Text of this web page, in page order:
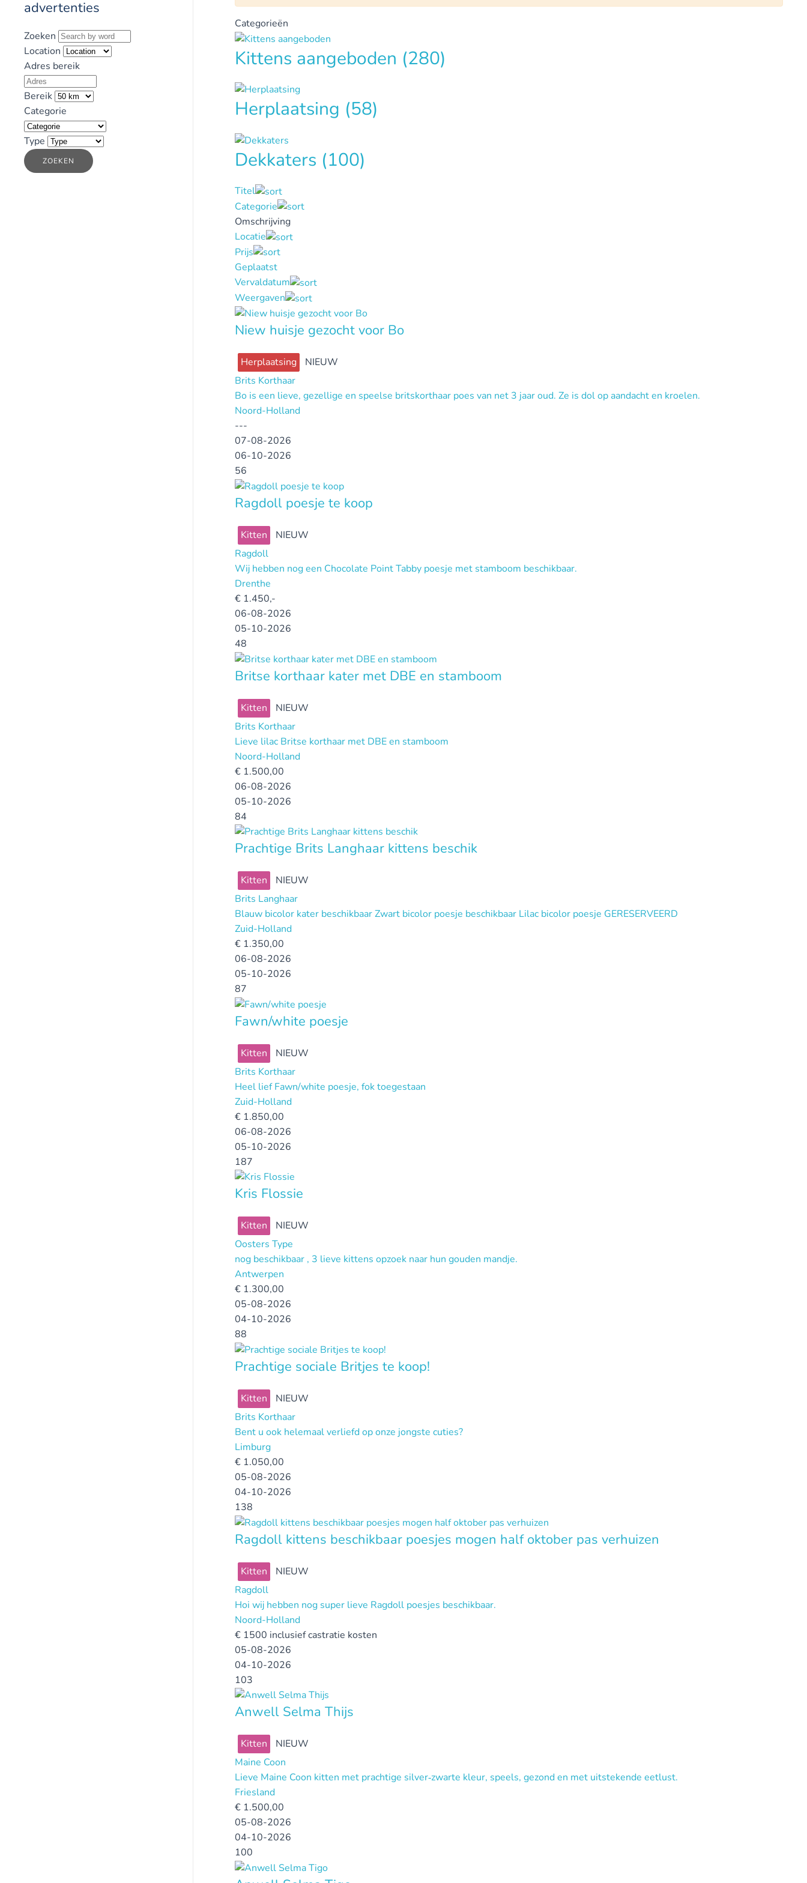
Categorieën
Kittens aangeboden (280)
Herplaatsing (58)
Dekkaters (100)
Titel
Categorie
Omschrijving
Locatie
Prijs
Geplaatst
Vervaldatum
Weergaven
Niew huisje gezocht voor Bo
Herplaatsing
NIEUW
Brits Korthaar
Bo is een lieve, gezellige en speelse britskorthaar poes van net 3 jaar oud. Ze is dol op aandacht en kroelen.
Noord-Holland
---
07-08-2026
06-10-2026
56
Ragdoll poesje te koop
Kitten
NIEUW
Ragdoll
Wij hebben nog een Chocolate Point Tabby poesje met stamboom beschikbaar.
Drenthe
€ 1.450,-
06-08-2026
05-10-2026
48
Britse korthaar kater met DBE en stamboom
Kitten
NIEUW
Brits Korthaar
Lieve lilac Britse korthaar met DBE en stamboom
Noord-Holland
€ 1.500,00
06-08-2026
05-10-2026
84
Prachtige Brits Langhaar kittens beschik
Kitten
NIEUW
Brits Langhaar
Blauw bicolor kater beschikbaar Zwart bicolor poesje beschikbaar Lilac bicolor poesje GERESERVEERD
Zuid-Holland
€ 1.350,00
06-08-2026
05-10-2026
87
Fawn/white poesje
Kitten
NIEUW
Brits Korthaar
Heel lief Fawn/white poesje, fok toegestaan
Zuid-Holland
€ 1.850,00
06-08-2026
05-10-2026
187
Kris Flossie
Kitten
NIEUW
Oosters Type
nog beschikbaar , 3 lieve kittens opzoek naar hun gouden mandje.
Antwerpen
€ 1.300,00
05-08-2026
04-10-2026
88
Prachtige sociale Britjes te koop!
Kitten
NIEUW
Brits Korthaar
Bent u ook helemaal verliefd op onze jongste cuties?
Limburg
€ 1.050,00
05-08-2026
04-10-2026
138
Ragdoll kittens beschikbaar poesjes mogen half oktober pas verhuizen
Kitten
NIEUW
Ragdoll
Hoi wij hebben nog super lieve Ragdoll poesjes beschikbaar.
Noord-Holland
€ 1500 inclusief castratie kosten
05-08-2026
04-10-2026
103
Anwell Selma Thijs
Kitten
NIEUW
Maine Coon
Lieve Maine Coon kitten met prachtige silver‑zwarte kleur, speels, gezond en met uitstekende eetlust.
Friesland
€ 1.500,00
05-08-2026
04-10-2026
100
advertenties
Zoeken
Location
Adres bereik
Bereik
Categorie
Type
ZOEKEN